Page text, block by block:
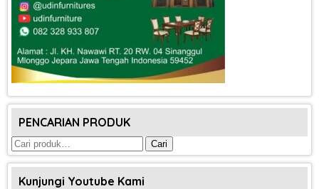
PENCARIAN PRODUK
Pencarian
untuk:
Cari
Kunjungi Youtube Kami